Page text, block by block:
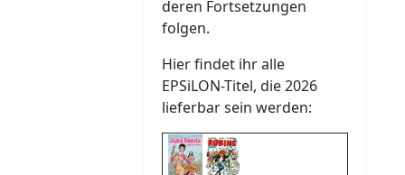
deren Fortsetzungen
folgen.
Hier findet ihr alle
EPSiLON-Titel, die 2026
lieferbar sein werden: